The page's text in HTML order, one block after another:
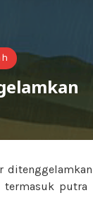
termasuk